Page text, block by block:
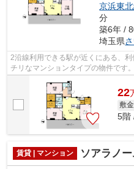
京浜東
分
築6年 /
埼玉県
2沿線利用できる駅が近くにある、
チリなマンションタイプの物件です
築6年のイチオシ物件はこちらです。
22
敷金
5階
賃貸 | マンション ソアラノ